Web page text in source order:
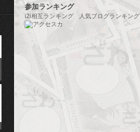
馬
パ
チ
ロ
参加ランキング
i2i相互ランキング 人気ブログランキング